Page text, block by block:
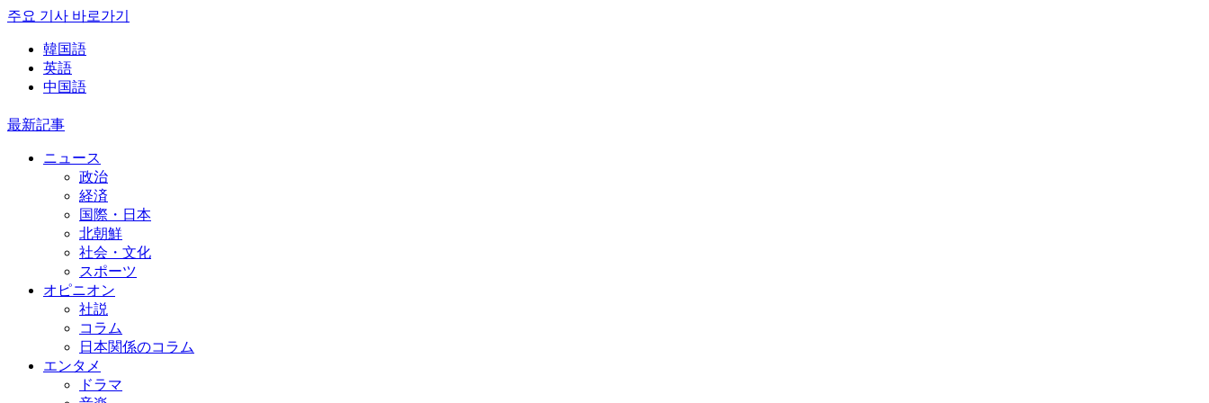
주요 기사 바로가기
韓国語
英語
中国語
最新記事
ニュース
政治
経済
国際・日本
北朝鮮
社会・文化
スポーツ
オピニオン
社説
コラム
日本関係のコラム
エンタメ
ドラマ